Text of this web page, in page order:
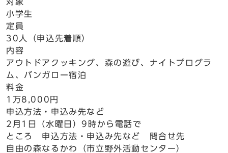
小学生
定員
30人（申込先着順）
内容
アウトドアクッキング、森の遊び、ナイトプログラ
ム、バンガロー宿泊
料金
1万8,000円
申込方法・申込み先など
2月1日（水曜日）9時から電話で
ところ 申込方法・申込み先など 問合せ先
自由の森なるかわ（市立野外活動センター）